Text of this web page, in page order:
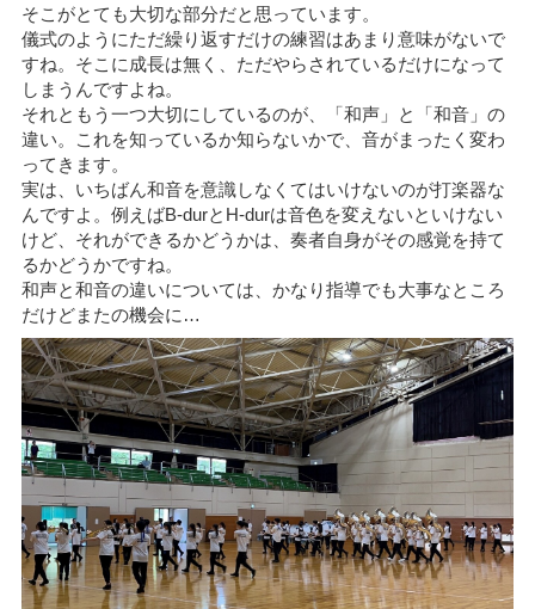
そこがとても大切な部分だと思っています。
儀式のようにただ繰り返すだけの練習はあまり意味がないで
すね。そこに成長は無く、ただやらされているだけになって
しまうんですよね。
それともう一つ大切にしているのが、「和声」と「和音」の
違い。これを知っているか知らないかで、音がまったく変わ
ってきます。
実は、いちばん和音を意識しなくてはいけないのが打楽器な
んですよ。例えばB-durとH-durは音色を変えないといけない
けど、それができるかどうかは、奏者自身がその感覚を持て
るかどうかですね。
和声と和音の違いについては、かなり指導でも大事なところ
だけどまたの機会に…